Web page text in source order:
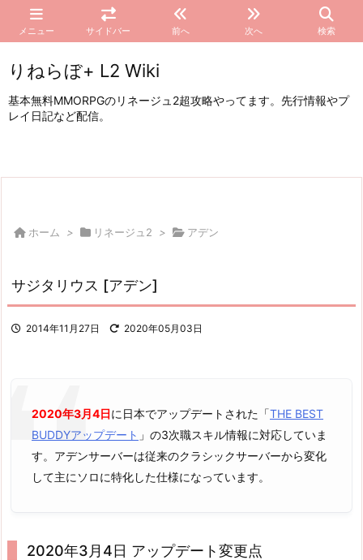
メニュー サイドバー 前へ 次へ 検索
りねらぼ+ L2 Wiki
基本無料MMORPGのリネージュ2超攻略やってます。先行情報やプ
レイ日記など配信。
ホーム > リネージュ2 > アデン
サジタリウス [アデン]
2014年11月27日 2020年05月03日
2020年3月4日に日本でアップデートされた「THE BEST
BUDDYアップデート 」の3次職スキル情報に対応していま
す。アデンサーバーは従来のクラシックサーバーから変化
して主にソロに特化した仕様になっています。
2020年3月4日 アップデート変更点